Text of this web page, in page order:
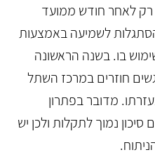
רק לאחר חודש ממועד
לשמיעה באמצעות
בו. בשנה הראשונה
חוזרים במרכז השתל
מדובר בפתרון
נמוך לתקלות ולכן יש